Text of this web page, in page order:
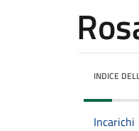
INDICE
Incarichi